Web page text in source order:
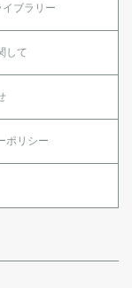
ブラリー
して
ポリシー